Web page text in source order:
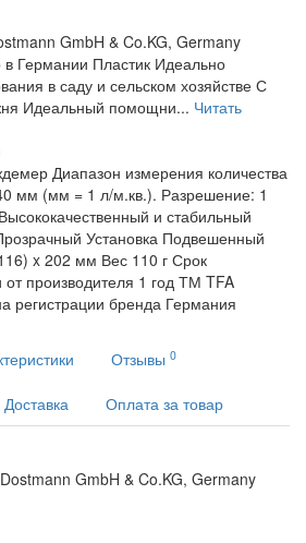
GmbH & Co.KG, Germany
Германии Пластик Идеально
в саду и сельском хозяйстве С
Идеальный помощни... Читать
Диапазон измерения количества
мм (мм = 1 л/м.кв.). Разрешение: 1
Высококачественный и стабильный
Установка Подвешенный
x 202 мм Вес 110 г Срок
производителя 1 год ТМ TFA
регистрации бренда Германия
Отзывы 0
Доставка Оплата за товар
GmbH & Co.KG, Germany